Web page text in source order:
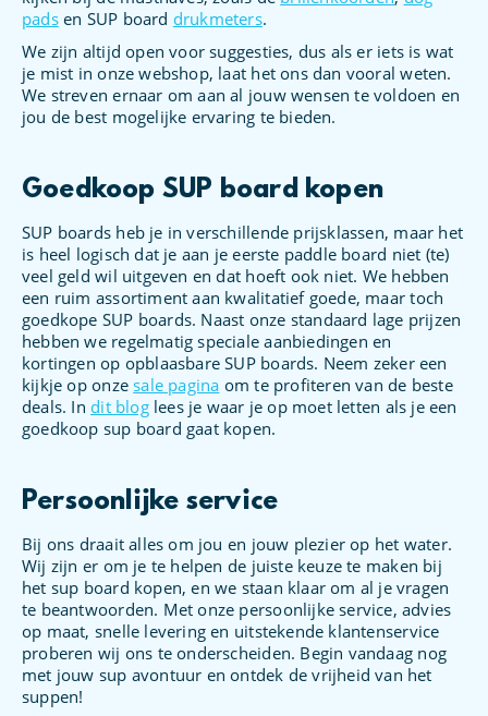
padsen SUP board drukmeters.
We zijn altijd open voor suggesties, dus als er iets is wat
je mist in onze webshop, laat het ons dan vooral weten.
We streven ernaar om aan al jouw wensen te voldoen en
jou de best mogelijke ervaring te bieden.
Goedkoop SUP board kopen
SUP boards heb je in verschillende prijsklassen, maar het
is heel logisch dat je aan je eerste paddle board niet (te)
veel geld wil uitgeven en dat hoeft ook niet. We hebben
een ruim assortiment aan kwalitatief goede, maar toch
goedkope SUP boards. Naast onze standaard lage prijzen
hebben we regelmatig speciale aanbiedingen en
kortingen op opblaasbare SUP boards. Neem zeker een
kijkje op onze sale pagina om te profiteren van de beste
deals. In dit bloglees je waar je op moet letten als je een
goedkoop sup board gaat kopen.
Persoonlijke service
Bij ons draait alles om jou en jouw plezier op het water.
Wij zijn er om je te helpen de juiste keuze te maken bij
het sup board kopen, en we staan klaar om al je vragen
te beantwoorden. Met onze persoonlijke service, advies
op maat, snelle levering en uitstekende klantenservice
proberen wij ons te onderscheiden. Begin vandaag nog
met jouw sup avontuur en ontdek de vrijheid van het
suppen!